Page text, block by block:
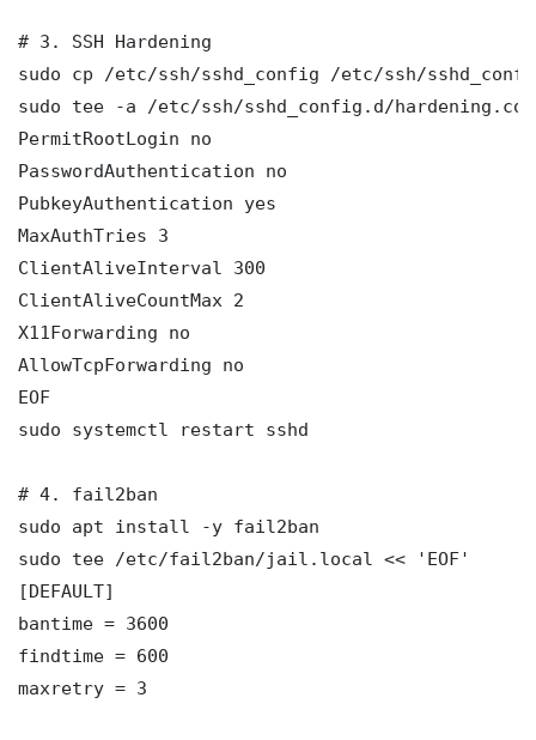
# 3. SSH Hardening
sudo cp /etc/ssh/sshd_config /etc/ssh/
sudo tee -a /etc/ssh/sshd_config.d/
PermitRootLogin no
PasswordAuthentication no
PubkeyAuthentication yes
MaxAuthTries 3
ClientAliveInterval 300
ClientAliveCountMax 2
X11Forwarding no
AllowTcpForwarding no
EOF
sudo systemctl restart sshd
# 4. fail2ban
sudo apt install -y fail2ban
sudo tee /etc/fail2ban/jail.local << 'EOF'
[DEFAULT]
bantime = 3600
findtime = 600
maxretry = 3